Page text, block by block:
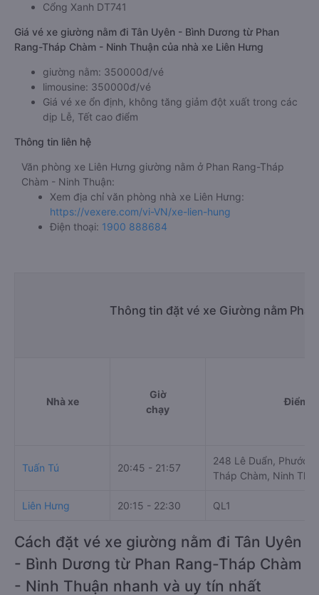
Cổng Xanh DT741
Giá vé xe giường nằm đi Tân Uyên - Bình Dương từ Phan
Rang-Tháp Chàm - Ninh Thuận của nhà xe Liên Hưng
giường nằm: 350000đ/vé
limousine: 350000đ/vé
Giá vé xe ổn định, không tăng giảm đột xuất trong các
dịp Lễ, Tết cao điểm
Thông tin liên hệ
Văn phòng xe Liên Hưng giường nằm ở Phan Rang-Tháp
Chàm - Ninh Thuận:
Xem địa chỉ văn phòng nhà xe Liên Hưng:
https://vexere.com/vi-VN/xe-lien-hung
Điện thoại: 1900 888684
Thông tin đặt vé xe Giường nằm
Nhà xe
Giờ
chạy
Điểm
Tuấn Tú 20:45 - 21:57
248 Lê Duẩn, Phước
Tháp Chàm, Ninh
Liên Hưng 20:15 - 22:30 QL1
Cách đặt vé xe giường nằm đi Tân Uyên
- Bình Dương từ Phan Rang-Tháp Chàm
- Ninh Thuận nhanh và uy tín nhất